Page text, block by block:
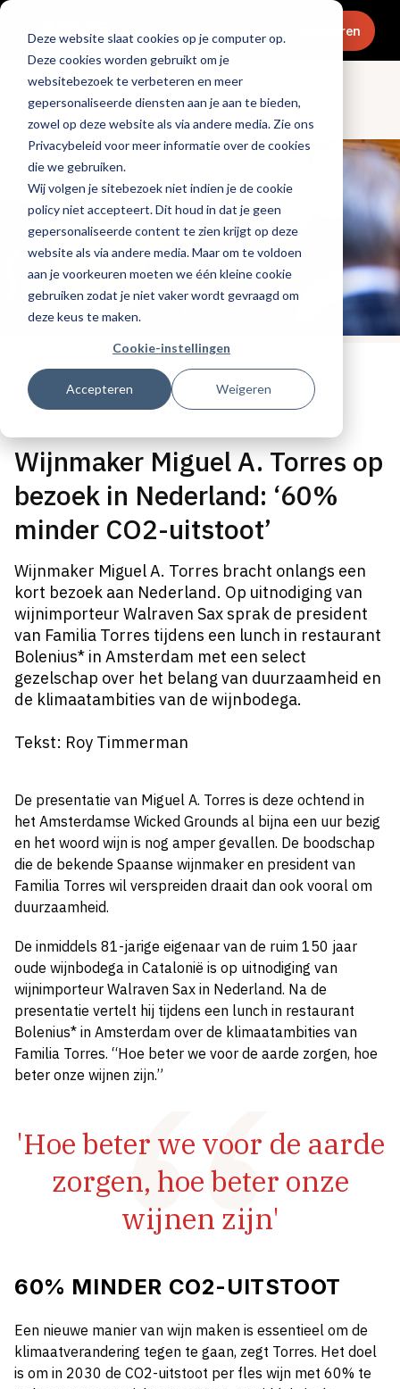
Deze website slaat cookies op je computer op.
Deze cookies worden gebruikt om je
websitebezoek te verbeteren en meer
gepersonaliseerde diensten aan je aan te bieden,
zowel op deze website als via andere media. Zie ons
Privacybeleid voor meer informatie over de cookies
die we gebruiken.
Wij volgen je sitebezoek niet indien je de cookie
policy niet accepteert. Dit houd in dat je geen
gepersonaliseerde content te zien krijgt op deze
website als via andere media. Maar om te voldoen
aan je voorkeuren moeten we één kleine cookie
gebruiken zodat je niet vaker wordt gevraagd om
deze keus te maken.
Cookie-instellingen
Accepteren Weigeren
Menu Abonneren
Dranken
Tags:promotioneel,wijn
Gepubliceerd op: 15 december 2022
Wijnmaker Miguel A. Torres op
bezoek in Nederland: ‘60%
minder CO2-uitstoot’
Wijnmaker Miguel A. Torres bracht onlangs een
kort bezoek aan Nederland. Op uitnodiging van
wijnimporteur Walraven Sax sprak de president
van Familia Torres tijdens een lunch in restaurant
Bolenius* in Amsterdam met een select
gezelschap over het belang van duurzaamheid en
de klimaatambities van de wijnbodega.
Tekst: Roy Timmerman
De presentatie van Miguel A. Torres is deze ochtend in
het Amsterdamse Wicked Grounds al bijna een uur bezig
en het woord wijn is nog amper gevallen. De boodschap
die de bekende Spaanse wijnmaker en president van
Familia Torres wil verspreiden draait dan ook vooral om
duurzaamheid.
De inmiddels 81-jarige eigenaar van de ruim 150 jaar
oude wijnbodega in Catalonië is op uitnodiging van
wijnimporteur Walraven Sax in Nederland. Na de
presentatie vertelt hij tijdens een lunch in restaurant
Bolenius* in Amsterdam over de klimaatambities van
Familia Torres. “Hoe beter we voor de aarde zorgen, hoe
beter onze wijnen zijn.”
'Hoe beter we voor de aarde
zorgen, hoe beter onze
wijnen zijn'
60% MINDER CO2-UITSTOOT
Een nieuwe manier van wijn maken is essentieel om de
klimaatverandering tegen te gaan, zegt Torres. Het doel
is om in 2030 de CO2-uitstoot per fles wijn met 60% te